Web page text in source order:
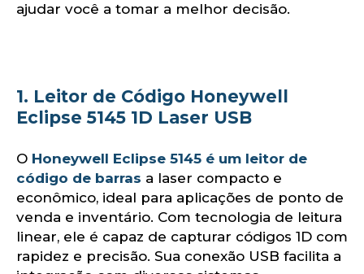
ajudar você a tomar a melhor decisão.
1. Leitor de Código Honeywell
Eclipse 5145 1D Laser USB
O Honeywell Eclipse 5145 é um leitor de
código de barras a laser compacto e
econômico, ideal para aplicações de ponto de
venda e inventário. Com tecnologia de leitura
linear, ele é capaz de capturar códigos 1D com
rapidez e precisão. Sua conexão USB facilita a